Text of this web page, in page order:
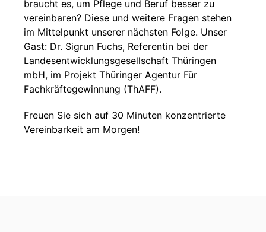
braucht es, um Pflege und Beruf besser zu
vereinbaren? Diese und weitere Fragen stehen
im Mittelpunkt unserer nächsten Folge. Unser
Gast: Dr. Sigrun Fuchs, Referentin bei der
Landesentwicklungsgesellschaft Thüringen
mbH, im Projekt Thüringer Agentur Für
Fachkräftegewinnung (ThAFF).
Freuen Sie sich auf 30 Minuten konzentrierte
Vereinbarkeit am Morgen!